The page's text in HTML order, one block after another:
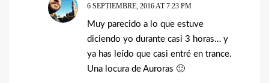
6 SEPTIEMBRE, 2016 AT 7:23 PM
Muy parecido a lo que estuve
diciendo yo durante casi 3 horas… y
ya has leído que casi entré en trance.
Una locura de Auroras 🙂